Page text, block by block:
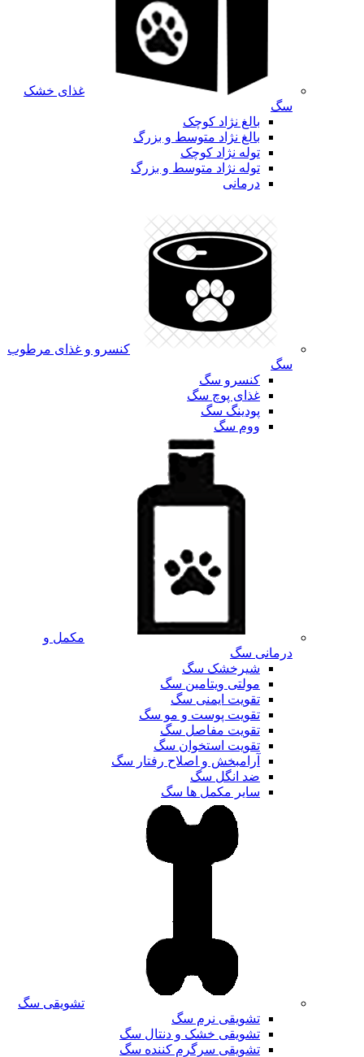
غذای خشک
سگ
بالغ نژاد کوچک
بالغ نژاد متوسط و بزرگ
توله نژاد کوچک
توله نژاد متوسط و بزرگ
درمانی
کنسرو و غذای مرطوب
سگ
کنسرو سگ
غذای پوچ سگ
پودینگ سگ
ووم سگ
مکمل و
درمانی سگ
شیرخشک سگ
مولتی ویتامین سگ
تقویت ایمنی سگ
تقویت پوست و مو سگ
تقویت مفاصل سگ
تقویت استخوان سگ
آرامبخش و اصلاح رفتار سگ
ضد انگل سگ
سایر مکمل ها سگ
تشویقی سگ
تشویقی نرم سگ
تشویقی خشک و دنتال سگ
تشویقی سرگرم کننده سگ